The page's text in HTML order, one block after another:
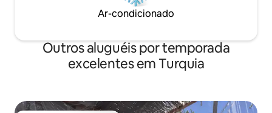
Ar-condicionado
Outros aluguéis por temporada
excelentes em Turquia